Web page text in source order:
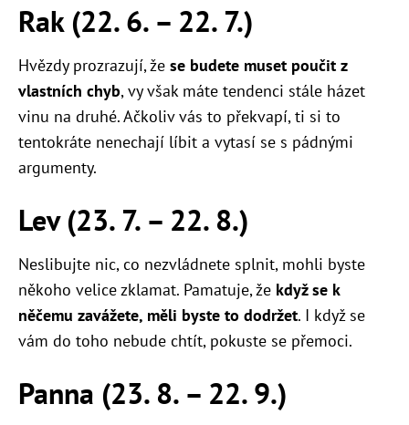
Rak (22. 6. – 22. 7.)
Hvězdy prozrazují, že se budete muset poučit z
vlastních chyb, vy však máte tendenci stále házet
vinu na druhé. Ačkoliv vás to překvapí, ti si to
tentokráte nenechají líbit a vytasí se s pádnými
argumenty.
Lev (23. 7. – 22. 8.)
Neslibujte nic, co nezvládnete splnit, mohli byste
někoho velice zklamat. Pamatuje, že když se k
něčemu zavážete, měli byste to dodržet. I když se
vám do toho nebude chtít, pokuste se přemoci.
Panna (23. 8. – 22. 9.)